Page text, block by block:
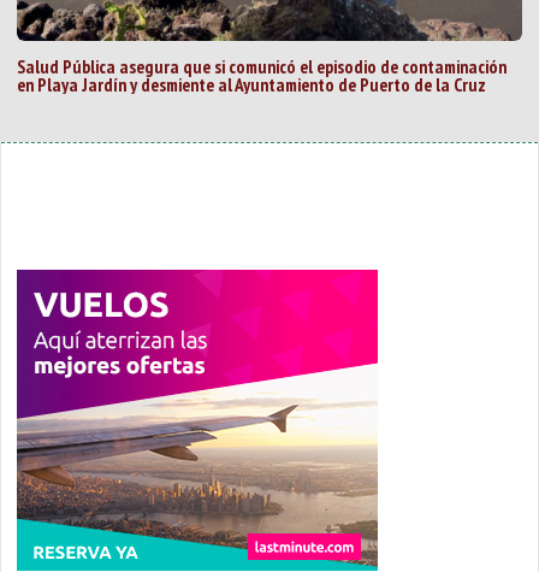
Salud Pública asegura que si comunicó el episodio de contaminación
en Playa Jardín y desmiente al Ayuntamiento de Puerto de la Cruz